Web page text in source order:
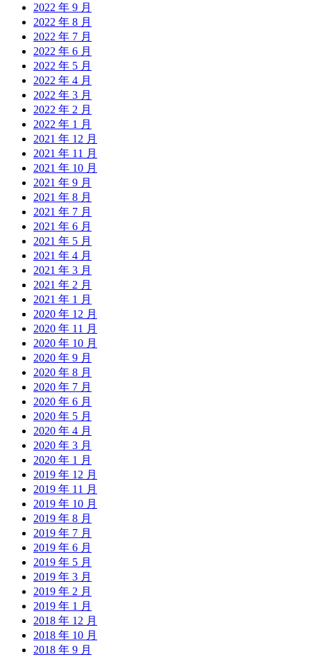
2022 年 9 月
2022 年 8 月
2022 年 7 月
2022 年 6 月
2022 年 5 月
2022 年 4 月
2022 年 3 月
2022 年 2 月
2022 年 1 月
2021 年 12 月
2021 年 11 月
2021 年 10 月
2021 年 9 月
2021 年 8 月
2021 年 7 月
2021 年 6 月
2021 年 5 月
2021 年 4 月
2021 年 3 月
2021 年 2 月
2021 年 1 月
2020 年 12 月
2020 年 11 月
2020 年 10 月
2020 年 9 月
2020 年 8 月
2020 年 7 月
2020 年 6 月
2020 年 5 月
2020 年 4 月
2020 年 3 月
2020 年 1 月
2019 年 12 月
2019 年 11 月
2019 年 10 月
2019 年 8 月
2019 年 7 月
2019 年 6 月
2019 年 5 月
2019 年 3 月
2019 年 2 月
2019 年 1 月
2018 年 12 月
2018 年 10 月
2018 年 9 月